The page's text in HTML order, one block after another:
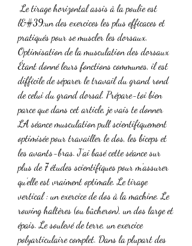
Le tirage horizontal assis à la poulie est
l&#39;un des exercices les plus efficaces et
pratiqués pour se muscler les dorsaux.
Optimisation de la musculation des dorsaux
Étant donné leurs fonctions communes, il est
difficile de séparer le travail du grand rond
de celui du grand dorsal. Prépare-toi bien
parce que dans cet article, je vais te donner
LA séance musculation pull scientifiquement
optimisée pour travailler le dos, les biceps et
les avants-bras. J’ai basé cette séance sur
plus de 7 études scientifiques pour m’assurer
qu’elle est vraiment optimale. Le tirage
vertical : un exercice de dos à la machine. Le
rowing haltères (ou bûcheron), un dos large et
épais. Le soulevé de terre, un exercice
polyarticulaire complet. Dans la plupart des